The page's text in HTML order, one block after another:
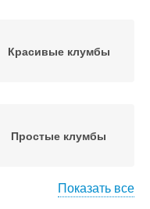
Красивые клумбы
Простые клумбы
Показать все